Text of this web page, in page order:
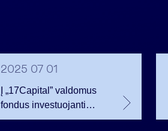
2025 07 01
Į „17Capital” valdomus
fondus investuojanti
„INVL Asset